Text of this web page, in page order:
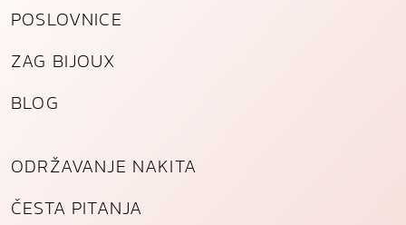
POSLOVNICE
ZAG BIJOUX
BLOG
ODRŽAVANJE NAKITA
ČESTA PITANJA